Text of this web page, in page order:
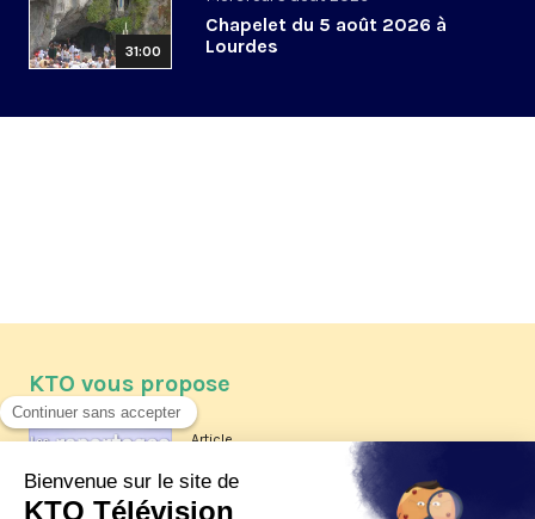
31:00
Chapelet du 5 août 2026 à
Lourdes
KTO vous propose
Article
Les reportages d'été 2026 de KTO